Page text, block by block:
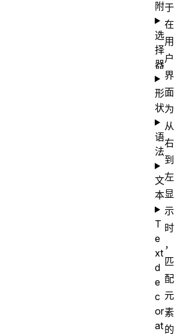
于
在
用
户
界
面
为
从
右
到
左
显
示
时
，
匹
配
元
素
的
附
选
择
器
形
状
语
法
文
本
T
e
xt
d
e
c
or
at